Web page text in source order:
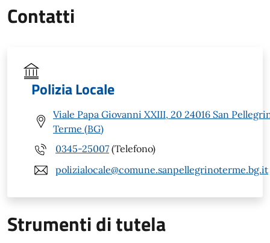
Contatti
Polizia Locale
Viale Papa Giovanni XXIII, 20 24016 San
Terme (BG)
0345-25007 (Telefono)
polizialocale@comune.sanpellegrinoterme.bg.it
Strumenti di tutela